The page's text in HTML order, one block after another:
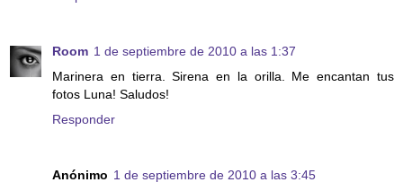
Room 1 de septiembre de 2010 a las 1:37
Marinera en tierra. Sirena en la orilla. Me encantan tus
fotos Luna! Saludos!
Responder
Anónimo 1 de septiembre de 2010 a las 3:45